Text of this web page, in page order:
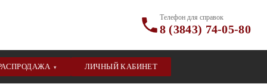
Телефон для справок
8 (3843) 74-05-80
▾ ЛИЧНЫЙ КАБИНЕТ